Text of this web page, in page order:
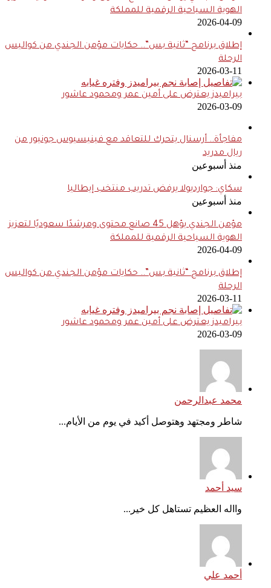
الهوية السياحية الرقمية للمملكة
2026-04-09
إطلاق برنامج “ثانية بس”.. حكايات مؤمن الجندي من كواليس
الرحلة
2026-03-11
بيراميدز يعترض على أمين عمر ومحمود عاشور
2026-03-09
مفاجأة.. أرسنال يتحرك للتعاقد مع فينيسيوس جونيور من
ريال مدريد
منذ أسبوعين
سكاي: جوارديولا يرفض تدريب منتخب إيطاليا
منذ أسبوعين
مؤمن الجندي يؤهل 45 صانع محتوى ومرشدًا سعوديًا لتعزيز
الهوية السياحية الرقمية للمملكة
2026-04-09
إطلاق برنامج “ثانية بس”.. حكايات مؤمن الجندي من كواليس
الرحلة
2026-03-11
بيراميدز يعترض على أمين عمر ومحمود عاشور
2026-03-09
محمد عبدالرحمن
شاطر ومجتهد وهتوصل أكيد في يوم من الأيام...
سيد أحمد
وااله العظيم تستاهل كل خير...
أحمد علي